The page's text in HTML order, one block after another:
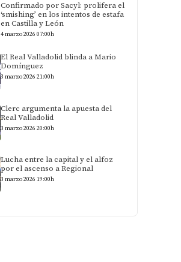
Confirmado por Sacyl: prolifera el
‘smishing’ en los intentos de estafa
en Castilla y León
4 marzo 2026 07:00h
El Real Valladolid blinda a Mario
Domínguez
3 marzo 2026 21:00h
Clerc argumenta la apuesta del
Real Valladolid
3 marzo 2026 20:00h
Lucha entre la capital y el alfoz
por el ascenso a Regional
3 marzo 2026 19:00h